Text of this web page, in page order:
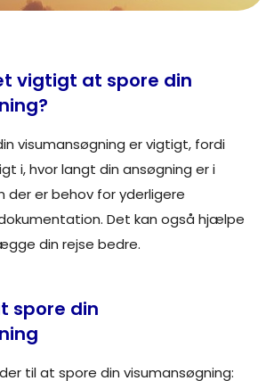
vigtigt at spore din
visumansøgning er vigtigt, fordi
i, hvor langt din ansøgning er i
der er behov for yderligere
Det kan også hjælpe
din rejse bedre.
spore din
til at spore din visumansøgning: